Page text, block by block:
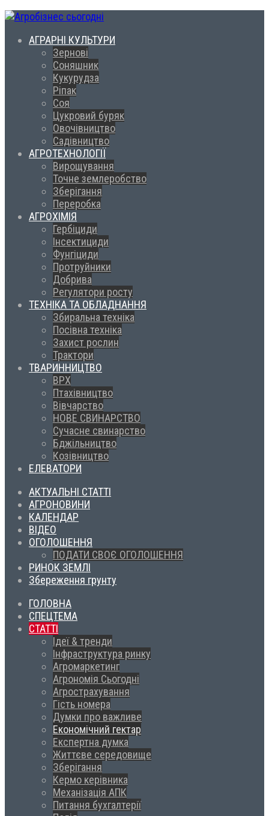
АГРАРНІ КУЛЬТУРИ
Зернові
Соняшник
Кукурудза
Ріпак
Соя
Цукровий буряк
Овочівництво
Садівництво
АГРОТЕХНОЛОГІЇ
Вирощування
Точне землеробство
Зберігання
Переробка
АГРОХІМІЯ
Гербіциди
Інсектициди
Фунгіциди
Протруйники
Добрива
Регулятори росту
ТЕХНІКА ТА ОБЛАДНАННЯ
Збиральна техніка
Посівна техніка
Захист рослин
Трактори
ТВАРИННИЦТВО
ВРХ
Птахівництво
Вівчарство
НОВЕ СВИНАРСТВО
Сучасне свинарство
Бджільництво
Козівництво
ЕЛЕВАТОРИ
АКТУАЛЬНІ СТАТТІ
АГРОНОВИНИ
КАЛЕНДАР
ВІДЕО
ОГОЛОШЕННЯ
ПОДАТИ СВОЄ ОГОЛОШЕННЯ
РИНОК ЗЕМЛІ
Збереження грунту
ГОЛОВНА
СПЕЦТЕМА
СТАТТІ
Ідеї & тренди
Інфраструктура ринку
Агромаркетинг
Агрономія Сьогодні
Агрострахування
Гість номера
Думки про важливе
Економічний гектар
Експертна думка
Життєве середовище
Зберігання
Кермо керівника
Механізація АПК
Питання бухгалтерії